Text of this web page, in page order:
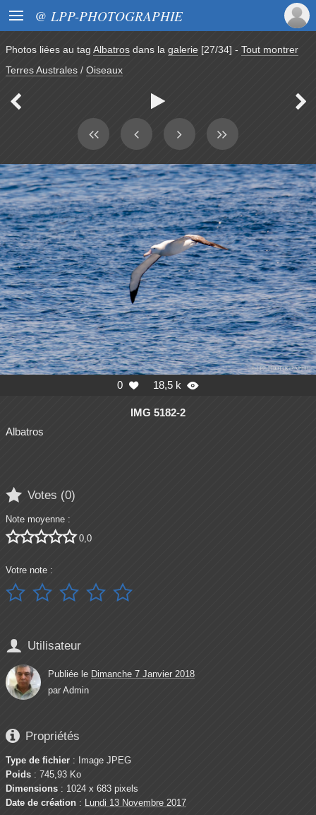
 @ LPP-PHOTOGRAPHIE
Photos liées au tag Albatros dans la galerie [27/34] - Tout montrer
Terres Australes / Oiseaux
  
0  18,5 k 
IMG 5182-2
Albatros
 Votes (0)
Note moyenne :
 0,0
Votre note :
    
 Utilisateur
Publiée le Dimanche 7 Janvier 2018
par Admin
 Propriétés
Type de fichier : Image JPEG
Poids : 745,93 Ko
Dimensions : 1024 x 683 pixels
Date de création : Lundi 13 Novembre 2017